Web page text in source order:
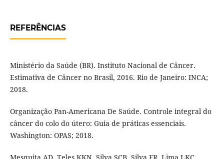
REFERÊNCIAS
Ministério da Saúde (BR). Instituto Nacional de Câncer.
Estimativa de Câncer no Brasil, 2016. Rio de Janeiro: INCA;
2018.
Organização Pan-Americana De Saúde. Controle integral do
câncer do colo do útero: Guia de práticas essenciais.
Washington: OPAS; 2018.